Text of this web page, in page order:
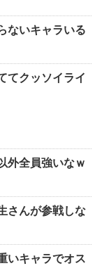
ないキャラいる
てクッソイライ
外全員強いなｗ
さんが参戦しな
いキャラでオス